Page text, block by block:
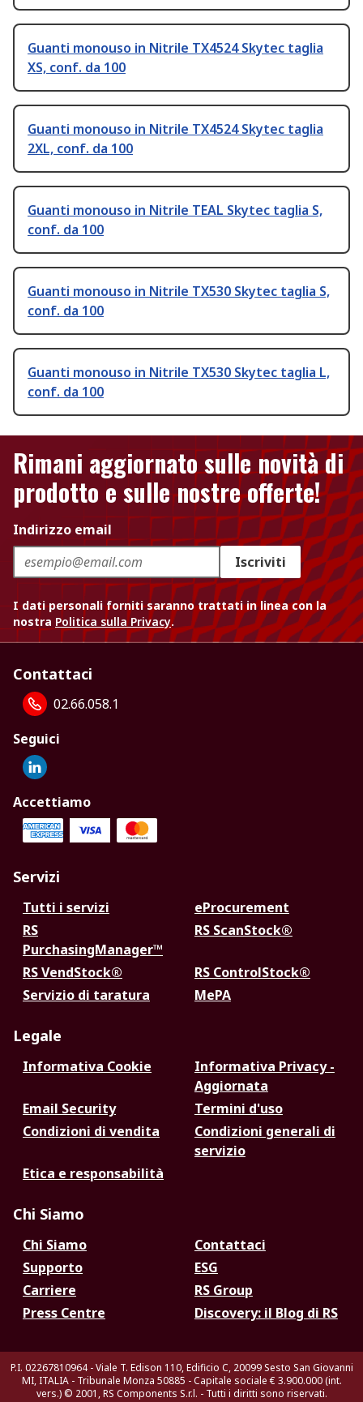
Guanti monouso in Nitrile TX4524 Skytec taglia
XS, conf. da 100
Guanti monouso in Nitrile TX4524 Skytec taglia
2XL, conf. da 100
Guanti monouso in Nitrile TEAL Skytec taglia S,
conf. da 100
Guanti monouso in Nitrile TX530 Skytec taglia S,
conf. da 100
Guanti monouso in Nitrile TX530 Skytec taglia L,
conf. da 100
Rimani aggiornato sulle novità di
prodotto e sulle nostre offerte!
Indirizzo email
Iscriviti
I dati personali forniti saranno trattati in linea con la
nostra Politica sulla Privacy.
Contattaci
02.66.058.1
Seguici
Accettiamo
Servizi
Tutti i servizi
eProcurement
RS
PurchasingManager™
RS ScanStock®
RS VendStock®
RS ControlStock®
Servizio di taratura
MePA
Legale
Informativa Cookie
Informativa Privacy -
Aggiornata
Email Security
Termini d'uso
Condizioni di vendita
Condizioni generali di
servizio
Etica e responsabilità
Chi Siamo
Chi Siamo
Contattaci
Supporto
ESG
Carriere
RS Group
Press Centre
Discovery: il Blog di RS
P.I. 02267810964 - Viale T. Edison 110, Edificio C, 20099 Sesto San Giovanni
MI, ITALIA - Tribunale Monza 50885 - Capitale sociale € 3.900.000 (int.
vers.) © 2001, RS Components S.r.l. - Tutti i diritti sono riservati.